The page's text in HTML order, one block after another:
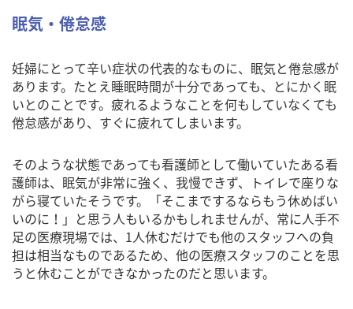
眠気・倦怠感
妊婦にとって辛い症状の代表的なものに、眠気と倦怠感が
あります。たとえ睡眠時間が十分であっても、とにかく眠
いとのことです。疲れるようなことを何もしていなくても
倦怠感があり、すぐに疲れてしまいます。
そのような状態であっても看護師として働いていたある看
護師は、眠気が非常に強く、我慢できず、トイレで座りな
がら寝ていたそうです。「そこまでするならもう休めばい
いのに！」と思う人もいるかもしれませんが、常に人手不
足の医療現場では、1人休むだけでも他のスタッフへの負
担は相当なものであるため、他の医療スタッフのことを思
うと休むことができなかったのだと思います。